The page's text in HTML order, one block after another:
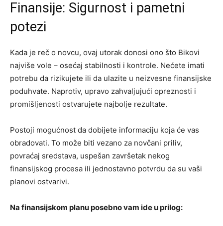
Finansije: Sigurnost i pametni
potezi
Kada je reč o novcu, ovaj utorak donosi ono što Bikovi
najviše vole – osećaj stabilnosti i kontrole. Nećete imati
potrebu da rizikujete ili da ulazite u neizvesne finansijske
poduhvate. Naprotiv, upravo zahvaljujući opreznosti i
promišljenosti ostvarujete najbolje rezultate.
Postoji mogućnost da dobijete informaciju koja će vas
obradovati. To može biti vezano za novčani priliv,
povraćaj sredstava, uspešan završetak nekog
finansijskog procesa ili jednostavno potvrdu da su vaši
planovi ostvarivi.
Na finansijskom planu posebno vam ide u prilog: